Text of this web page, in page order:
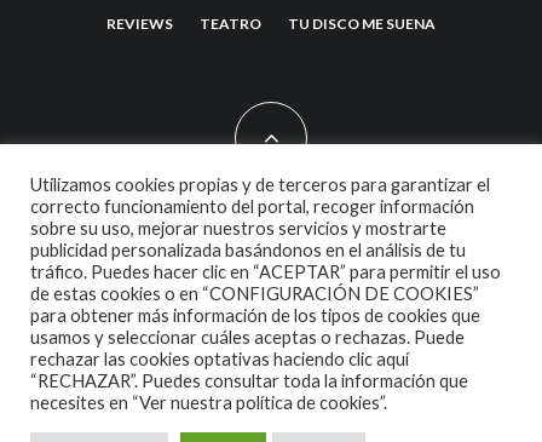
REVIEWS TEATRO TU DISCO ME SUENA
2007 COPYRIGHT -CODETIPITHEME
Utilizamos cookies propias y de terceros para garantizar el
correcto funcionamiento del portal, recoger información
sobre su uso, mejorar nuestros servicios y mostrarte
publicidad personalizada basándonos en el análisis de tu
tráfico. Puedes hacer clic en “ACEPTAR” para permitir el uso
de estas cookies o en “CONFIGURACIÓN DE COOKIES”
para obtener más información de los tipos de cookies que
usamos y seleccionar cuáles aceptas o rechazas. Puede
rechazar las cookies optativas haciendo clic aquí
“RECHAZAR”. Puedes consultar toda la información que
necesites en “Ver nuestra política de cookies”.